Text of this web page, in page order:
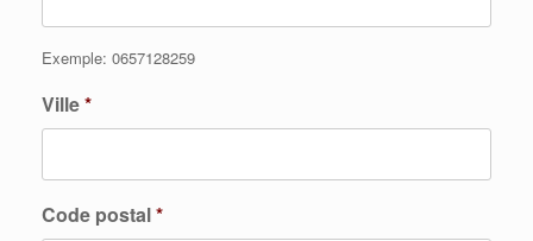
Exemple: 0657128259
Ville*
Code postal*